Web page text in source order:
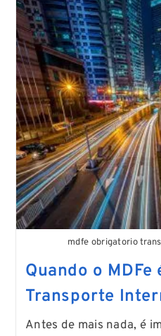
mdfe obrigatorio
Quando o
Transporte
Antes de mais nada, é